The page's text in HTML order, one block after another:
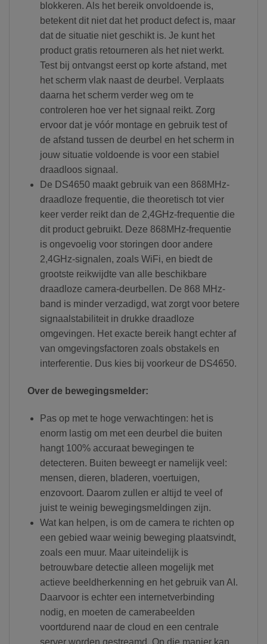
blokkeren. Als het bereik onvoldoende is,
betekent dit niet dat het product defect is, maar
dat de situatie niet geschikt is. Je kunt het
product gratis retourneren als het niet werkt.
Test bij ontvangst eerst op korte afstand, met
het scherm vlak naast de deurbel. Verplaats
daarna het scherm verder weg om te
controleren hoe ver het signaal reikt. Zorg
ervoor dat je vóór montage en gebruik test of
de afstand tussen de deurbel en het scherm in
jouw situatie voldoende is voor een stabiel
draadloos signaal.
De DS4650 maakt gebruik van een 868MHz-
draadloze frequentie, die theoretisch tot vier
keer verder reikt dan de 2,4GHz-frequentie die
dit product gebruikt. Deze 868MHz-frequentie
is ongevoelig voor storingen door andere
2,4GHz-signalen, zoals WiFi, en biedt de
grootste reikwijdte van alle beschikbare
draadloze camera-deurbellen. De 868 MHz-
band is minder verzadigd, wat zorgt voor betere
signaalstabiliteit in drukke draadloze
omgevingen. Het exacte bereik hangt echter af
van omgevingsfactoren zoals obstakels en
interferentie. Dus kies bij voorkeur de DS4650.
Over de bewegingsmelder:
Pas op met te hoge verwachtingen: het is
enorm lastig om met een deurbel die buiten
hangt 100% accuraat bewegingen te
detecteren. Buiten beweegt er namelijk veel:
mensen, dieren, bladeren, voertuigen,
enzovoort. Daarom zullen er altijd te veel of
juist te weinig bewegingsmeldingen zijn.
Wat kan helpen, is om de camera te richten op
een gebied waar weinig beweging plaatsvindt,
zoals een muur. Maar uiteindelijk is
betrouwbare detectie alleen mogelijk met
actieve beeldherkenning en het gebruik van AI.
Daarvoor is echter een internetverbinding
nodig, en moeten de camerabeelden
voortdurend naar de cloud en een centrale
server worden gestreamd. Op die manier kan